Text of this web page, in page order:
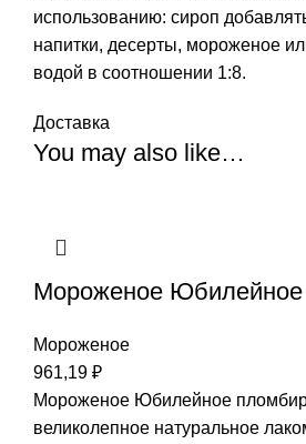
использованию: сироп
напитки, десерты, мороженое
водой в соотношении 1:8.
Доставка
You may also like…
Мороженое Юбилейное
Мороженое
961,19 ₽
Мороженое Юбилейное
великолепное натуральное